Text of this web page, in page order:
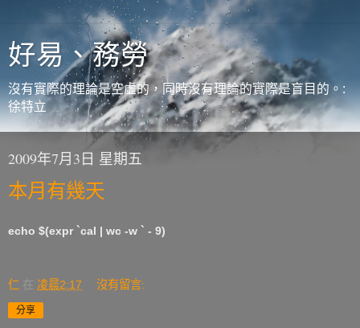
好易、務勞
沒有實際的理論是空虛的，同時沒有理論的實際是盲目的。:
徐特立
2009年7月3日 星期五
本月有幾天
echo $(expr `cal | wc -w ` - 9)
仁 在 凌晨2:17 沒有留言:
分享